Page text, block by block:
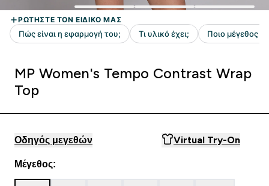
MP Women's Tempo Contrast Wrap
Top
Οδηγός μεγεθών Virtual Try-On
Μέγεθος: